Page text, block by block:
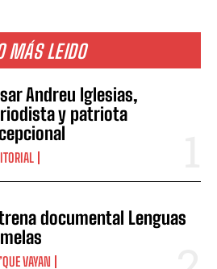
MÁS LEIDO
Andreu Iglesias,
y patriota
documental Lenguas
VAYAN